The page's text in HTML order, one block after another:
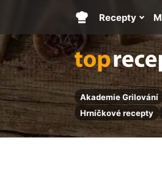
Akademie Grilování
Hrníčkové recepty
Hlavní
stránka
Recepty